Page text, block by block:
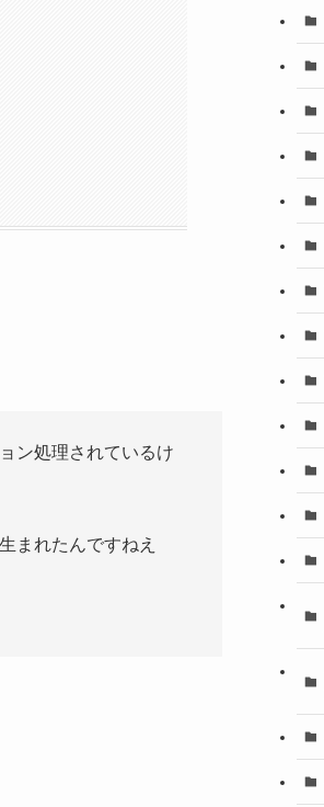
ン処理されているけ
まれたんですねえ